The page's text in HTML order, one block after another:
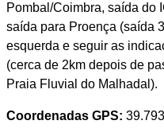
Pombal/Coimbra, saída do
saída para Proença (saída
esquerda e seguir as
(cerca de 2km depois de
Praia Fluvial do Malhadal).
Coordenadas GPS: